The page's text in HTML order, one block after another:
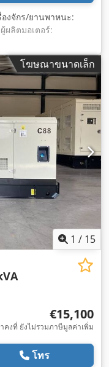
องจักร/ยานพาหนะ:
ผลิตมอเตอร์:
โฆษณาขนาดเล็ก
1 / 15
€15,100
คงที่ ยังไม่รวมภาษีมูลค่าเพิ่ม
โทร